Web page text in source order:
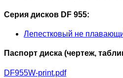
Серия дисков DF 955:
Лепестковый не
Паспорт диска (чертеж,
DF955W-print.pdf